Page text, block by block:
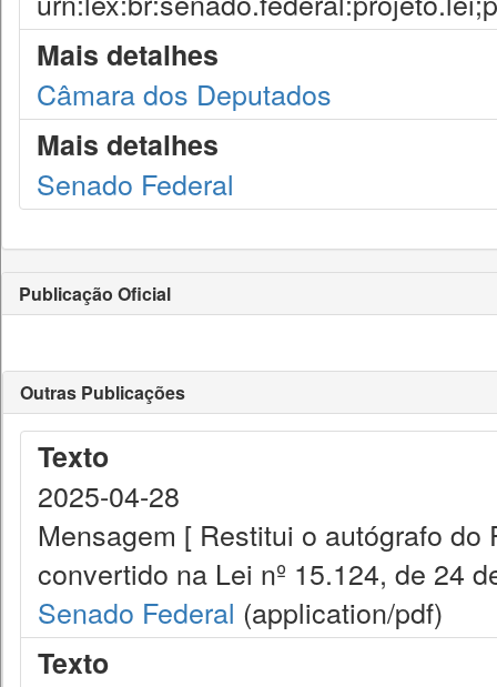
Mais detalhes
Câmara dos Deputados
Mais detalhes
Senado Federal
Publicação Oficial
Outras Publicações
Texto
2025-04-28
Mensagem [ Restitui o autógrafo
convertido na Lei nº 15.124, de 24
Senado Federal (application/pdf)
Texto